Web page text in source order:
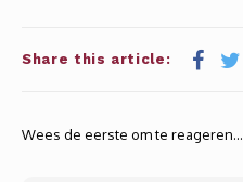
Whisky
SOLAR
Share this article:
Wees de eerste om te reageren...